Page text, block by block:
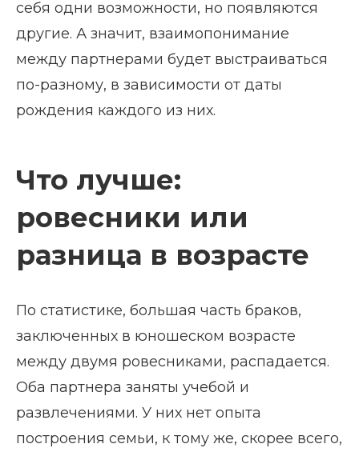
себя одни возможности, но появляются
другие. А значит, взаимопонимание
между партнерами будет выстраиваться
по-разному, в зависимости от даты
рождения каждого из них.
Что лучше:
ровесники или
разница в возрасте
По статистике, большая часть браков,
заключенных в юношеском возрасте
между двумя ровесниками, распадается.
Оба партнера заняты учебой и
развлечениями. У них нет опыта
построения семьи, к тому же, скорее всего,